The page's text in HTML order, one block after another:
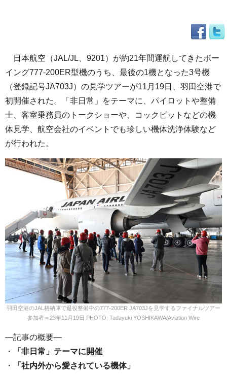
日本航空（JAL/JL、9201）が約21年間運航してきたボー
イング777-200ER型機のうち、最後の1機となった3号機
（登録記号JA703J）の見学ツアーが11月19日、羽田空港で
初開催された。「非日常」をテーマに、パイロットや整備
士、客室乗務員のトークショーや、コックピットなどの機
体見学、航空会社のイベントでも珍しい機体洗浄体験など
が行われた。
羽田空港のJAL格納庫で退役整備中の777-200ER JA703Jを見学するファイナルツアー
参加者＝23年11月19日 PHOTO: Tadayuki YOSHIKAWA/Aviation Wire
—記事の概要—
・
「非日常」テーマに開催
・
「社内外から愛されている機体」